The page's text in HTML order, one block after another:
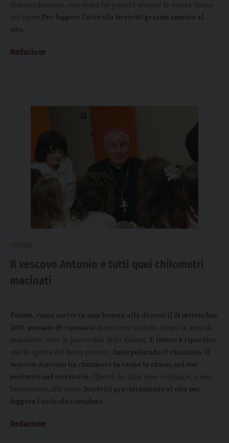
dimenticheremo, così come lui porterà sempre la nostra chiesa
nel cuore. Per leggere l'articolo iscriviti gratuitamente al
sito.
Redazione
Il vescovo Antonio e tutti quei chilometri
macinati
Poteva, come scrive in una lettera alla diocesi il 21 settembre
2011, pensare di riposarsi dopo aver visitato, lungo 16 anni di
ministero, tutte le parrocchie della diocesi. E invece è ripartito,
con lo spirito del buon pastore. Interpellando il vicariato, il
vescovo Antonio ha chiamato in causa la chiesa nel suo
evolversi nel territorio . Questo ha dato tono ecclesiale, e non
burocratico, alle visite. Iscriviti gratuitamente al sito per
leggere l'articolo completo.
Redazione